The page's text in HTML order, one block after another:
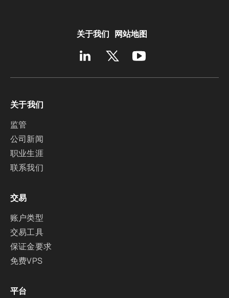
关于我们 网站地图
关于我们
监管
公司新闻
职业生涯
联系我们
交易
账户类型
交易工具
保证金要求
免费VPS
平台